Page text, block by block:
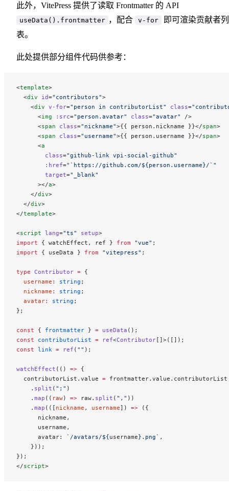
此外，VitePress 提供了读取 Frontmatter 的 API
useData().frontmatter ，配合 v-for
即可渲染贡献者列
表。
此处提供部分组件代码供参考：
<template>
  <
div id="contributors">
    <
div v-for="person in contributorList" class=
      <
img :src="person.avatar" class="avatar"
/>
      <
span class="nickname">{{ person.nickname }}</span>
      <
span class="username">{{ person.username }}</span>
      <
a
        class
="github-link vpi-social-github"
        :href
="`https://github.com/${person.username}/`"
        target
="_blank"
      ></
a>
    </
div>
  </
div>
</template>
<script lang="ts" setup>
import { watchEffect, ref } from "vue" ;
import { useData } from "vitepress" ;
type Contributor = {
  username
: string ;
  nickname
: string ;
  avatar
: string ;
};
const { frontmatter } = useData ();
const contributorList = ref<Contributor[]>([]);
const link = ref ( "" );
watchEffect (() => {
  contributorList.value
= frontmatter.value.contributorList
    .
split ( ";" )
    .
map (( raw) => raw. split ( "," ))
    .
map (([ nickname , username]) => ({
      nickname,
      username,
      avatar:
`/avatars/${username}.png` ,
    }));
});
</script>